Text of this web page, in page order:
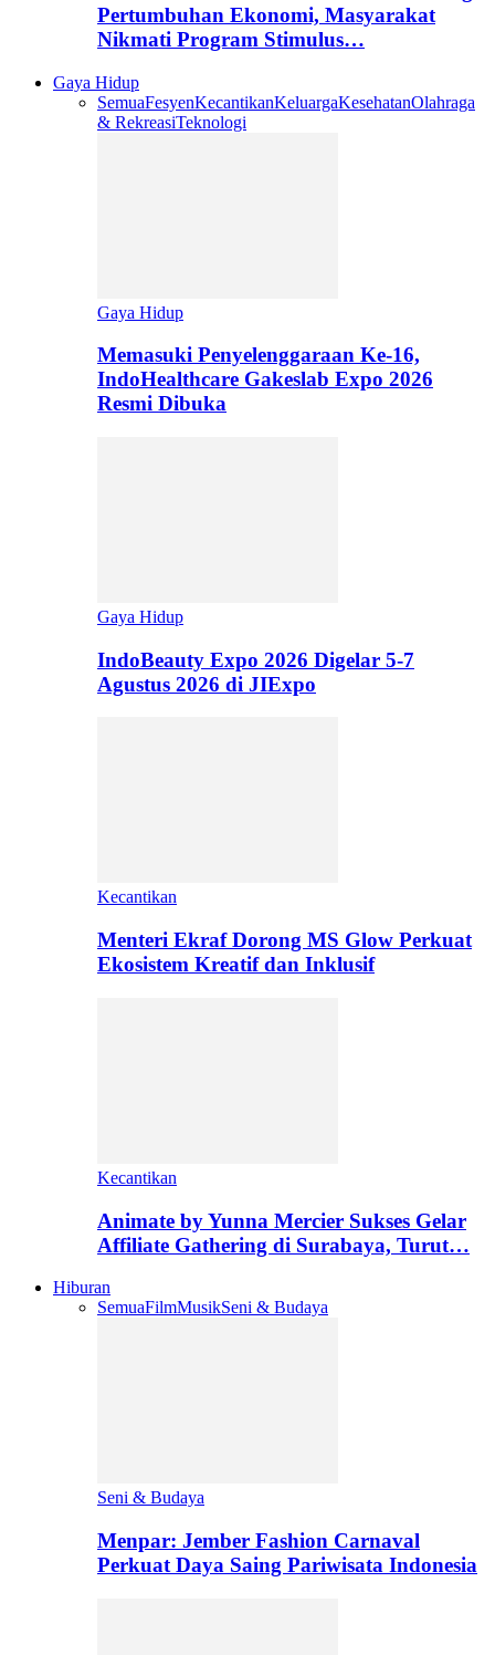
Pertumbuhan Ekonomi, Masyarakat
Nikmati Program Stimulus…
Gaya Hidup
SemuaFesyenKecantikanKeluargaKesehatanOlahraga
& RekreasiTeknologi
Gaya Hidup
Memasuki Penyelenggaraan Ke-16,
IndoHealthcare Gakeslab Expo 2026
Resmi Dibuka
Gaya Hidup
IndoBeauty Expo 2026 Digelar 5-7
Agustus 2026 di JIExpo
Kecantikan
Menteri Ekraf Dorong MS Glow Perkuat
Ekosistem Kreatif dan Inklusif
Kecantikan
Animate by Yunna Mercier Sukses Gelar
Affiliate Gathering di Surabaya, Turut…
Hiburan
SemuaFilmMusikSeni & Budaya
Seni & Budaya
Menpar: Jember Fashion Carnaval
Perkuat Daya Saing Pariwisata Indonesia